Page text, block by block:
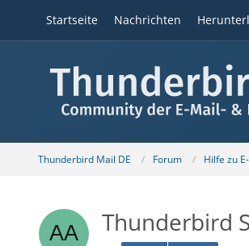
Startseite Nachrichten
Thunderbird Mail DE Forum Hilfe zu
Thunderbird